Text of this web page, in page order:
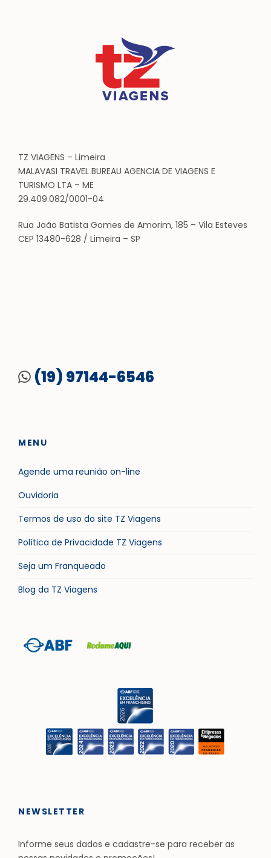
TZ VIAGENS – Limeira
MALAVASI TRAVEL BUREAU AGENCIA DE VIAGENS E
TURISMO LTA – ME
29.409.082/0001-04
Rua João Batista Gomes de Amorim, 185 – Vila Esteves
CEP 13480-628 / Limeira – SP
(19) 97144-6546
MENU
Agende uma reunião on-line
Ouvidoria
Termos de uso do site TZ Viagens
Política de Privacidade TZ Viagens
Seja um Franqueado
Blog da TZ Viagens
NEWSLETTER
Informe seus dados e cadastre-se para receber as